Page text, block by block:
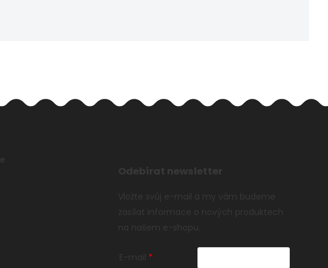
Odebírat newsletter
Vložte svůj e-mail a my vám budeme
zasílat informace o nových produktech
na našem e-shopu.
E-mail